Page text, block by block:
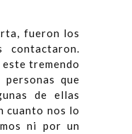
fueron los
contactaron.
tremendo
que
de ellas
cuanto nos lo
ni por un